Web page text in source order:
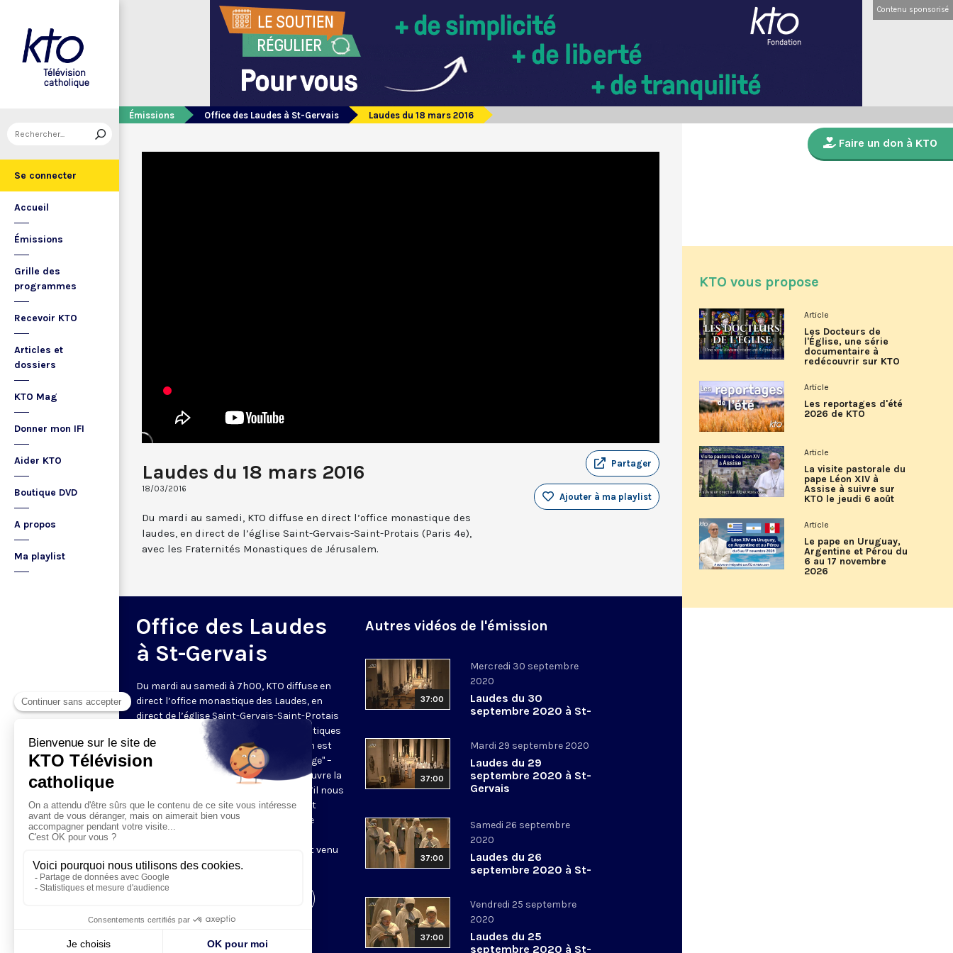
Se connecter
Accueil
Émissions
Grille des
programmes
Recevoir KTO
Articles et
dossiers
KTO Mag
Donner mon IFI
Aider KTO
Boutique DVD
A propos
Ma playlist
Contenu sponsorisé
Émissions Office des Laudes à St-Gervais Laudes du 18 mars 2016
Laudes du 18 mars 2016
18/03/2016
Partager
Ajouter à ma playlist
Du mardi au samedi, KTO diffuse en direct l’office monastique des
laudes, en direct de l’église Saint-Gervais-Saint-Protais (Paris 4e),
avec les Fraternités Monastiques de Jérusalem.
Office des Laudes
à St-Gervais
Du mardi au samedi à 7h00, KTO diffuse en
direct l’office monastique des Laudes, en
direct de l’église Saint-Gervais-Saint-Protais
(Paris IVe), avec les Fraternités Monastiques
de Jérusalem. Les Laudes – dont le nom est
dérivé du terme latin qui signifie "louange" –
sont d’abord la prière de louange qui ouvre la
journée pour remercier Dieu du don qu’il nous
fait de ce jour nouveau, et le placer tout
entier sous son regard. Mais son heure
Résurrection du Seigneur, "soleil levant venu
nous visiter" (Lc 1,28).
Autres vidéos de l'émission
37:00
Mercredi 30 septembre
2020
Laudes du 30
septembre 2020 à St-
37:00
Mardi 29 septembre 2020
Laudes du 29
septembre 2020 à St-
Gervais
37:00
Samedi 26 septembre
2020
Laudes du 26
septembre 2020 à St-
37:00
Vendredi 25 septembre
2020
Laudes du 25
septembre 2020 à St-
Faire un don à KTO
KTO vous propose
Article
Les Docteurs de
l'Église, une série
documentaire à
redécouvrir sur KTO
Article
Les reportages d'été
2026 de KTO
Article
La visite pastorale du
pape Léon XIV à
Assise à suivre sur
KTO le jeudi 6 août
Article
Le pape en Uruguay,
Argentine et Pérou du
6 au 17 novembre
2026